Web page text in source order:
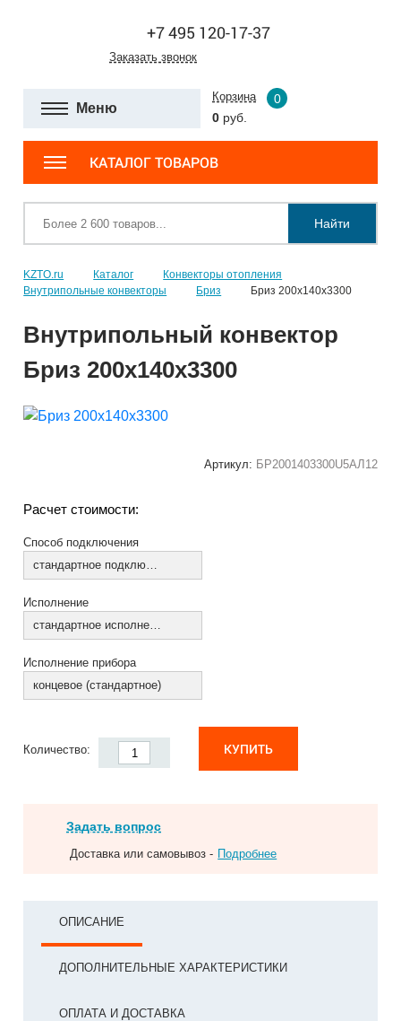
+7 495 120-17-37
Заказать звонок
Меню
Корзина
0
0 руб.
КАТАЛОГ ТОВАРОВ
Найти
KZTO.ru Каталог
Конвекторы отопления
Внутрипольные конвекторы
Бриз Бриз 200х140х3300
Внутрипольный конвектор
Бриз 200х140х3300
Артикул: БР2001403300U5АЛ12
Расчет стоимости:
Способ подключения
стандартное подключение
Исполнение
стандартное исполнение
Исполнение прибора
концевое (стандартное)
Количество: КУПИТЬ
Задать вопрос
Доставка или самовывоз - Подробнее
ОПИСАНИЕ
ДОПОЛНИТЕЛЬНЫЕ ХАРАКТЕРИСТИКИ
ОПЛАТА И ДОСТАВКА